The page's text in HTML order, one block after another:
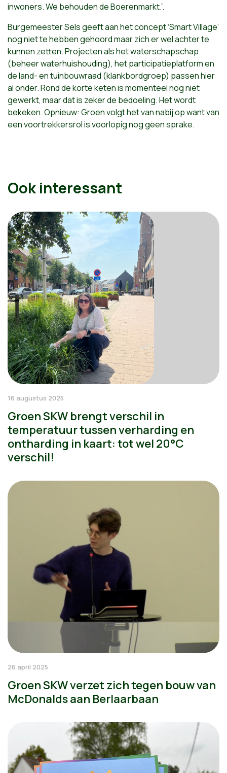
inwoners. We behouden de Boerenmarkt.”.
Burgemeester Sels geeft aan het concept ‘Smart Village’
nog niet te hebben gehoord maar zich er wel achter te
kunnen zetten. Projecten als het waterschapschap
(beheer waterhuishouding), het participatieplatform en
de land- en tuinbouwraad (klankbordgroep) passen hier
al onder. Rond de korte keten is momenteel nog niet
gewerkt, maar dat is zeker de bedoeling. Het wordt
bekeken. Opnieuw: Groen volgt het van nabij op want van
een voortrekkersrol is voorlopig nog geen sprake.
Ook interessant
16 augustus 2025
Groen SKW brengt verschil in
temperatuur tussen verharding en
ontharding in kaart: tot wel 20°C
verschil!
26 april 2025
Groen SKW verzet zich tegen bouw van
McDonalds aan Berlaarbaan